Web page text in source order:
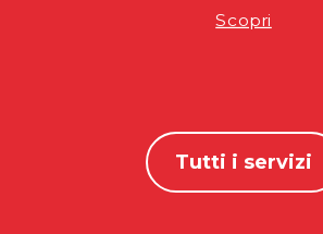
Scopri
Tutti i servizi